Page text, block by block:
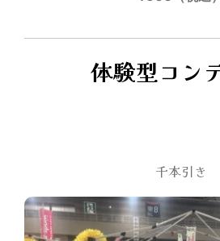
体験型コン
千本引き